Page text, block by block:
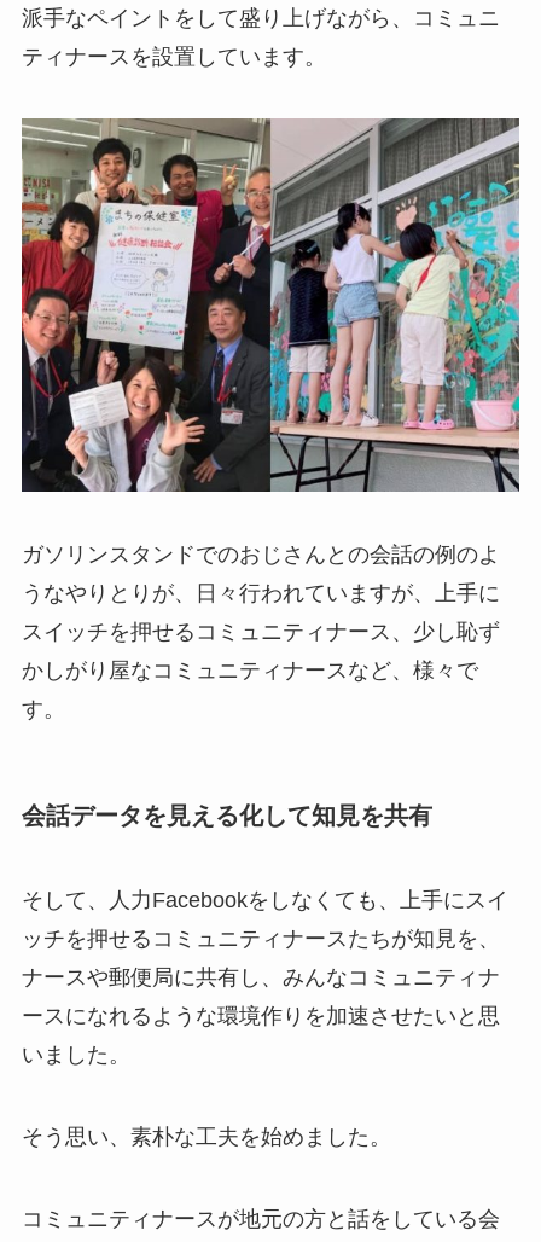
派手なペイントをして盛り上げながら、コミュニ
ティナースを設置しています。
ガソリンスタンドでのおじさんとの会話の例のよ
うなやりとりが、日々行われていますが、上手に
スイッチを押せるコミュニティナース、少し恥ず
かしがり屋なコミュニティナースなど、様々で
す。
会話データを見える化して知見を共有
そして、人力Facebookをしなくても、上手にスイ
ッチを押せるコミュニティナースたちが知見を、
ナースや郵便局に共有し、みんなコミュニティナ
ースになれるような環境作りを加速させたいと思
いました。
そう思い、素朴な工夫を始めました。
コミュニティナースが地元の方と話をしている会